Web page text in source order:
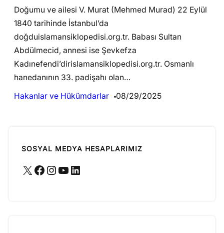
Doğumu ve ailesi V. Murat (Mehmed Murad) 22 Eylül
1840 tarihinde İstanbul’da
doğduislamansiklopedisi.org.tr. Babası Sultan
Abdülmecid, annesi ise Şevkefza
Kadınefendi’dirislamansiklopedisi.org.tr. Osmanlı
hanedanının 33. padişahı olan…
Hakanlar ve Hükümdarlar
08/29/2025
SOSYAL MEDYA HESAPLARIMIZ
X Facebook Instagram YouTube LinkedIn